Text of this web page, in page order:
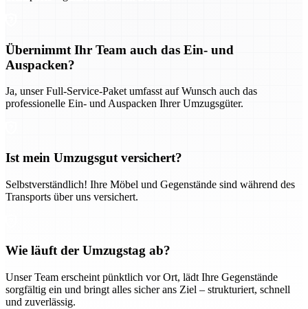
Übernimmt Ihr Team auch das Ein- und
Auspacken?
Ja, unser Full-Service-Paket umfasst auf Wunsch auch das
professionelle Ein- und Auspacken Ihrer Umzugsgüter.
Ist mein Umzugsgut versichert?
Selbstverständlich! Ihre Möbel und Gegenstände sind während des
Transports über uns versichert.
Wie läuft der Umzugstag ab?
Unser Team erscheint pünktlich vor Ort, lädt Ihre Gegenstände
sorgfältig ein und bringt alles sicher ans Ziel – strukturiert, schnell
und zuverlässig.